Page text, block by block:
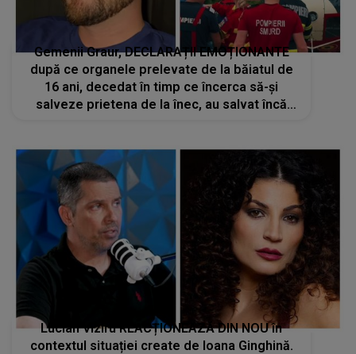
Gemenii Graur, DECLARAȚII EMOȚIONANTE
după ce organele prelevate de la băiatul de
16 ani, decedat în timp ce încerca să-și
salveze prietena de la înec, au salvat încă
Lucian Viziru REACȚIONEAZĂ DIN NOU în
contextul situației create de Ioana Ginghină.